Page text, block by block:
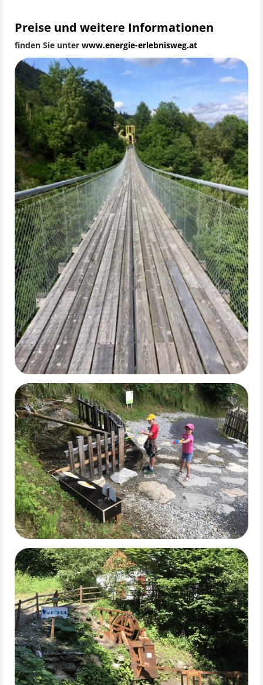
Preise und weitere Informationen
finden Sie unter www.energie-erlebnisweg.at